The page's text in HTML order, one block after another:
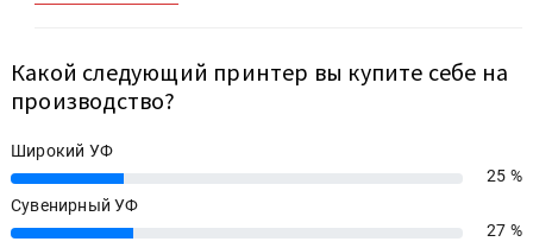
Какой следующий принтер вы купите себе на
производство?
Широкий УФ
25%
25 %
Сувенирный УФ
27%
27 %